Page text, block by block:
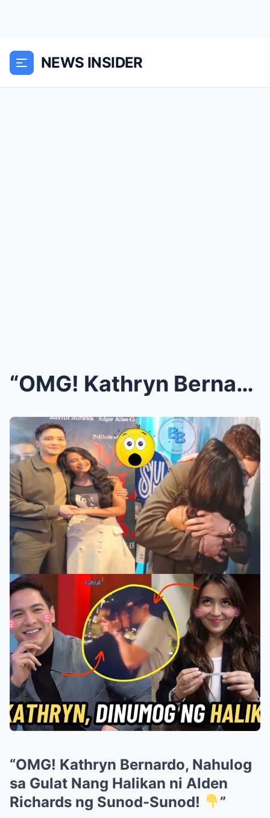
NEWS INSIDER
“OMG! Kathryn Bernardo, Nahulog sa Gulat Nan...
“OMG! Kathryn Bernardo, Nahulog
sa Gulat Nang Halikan ni Alden
Richards ng Sunod-Sunod!
”